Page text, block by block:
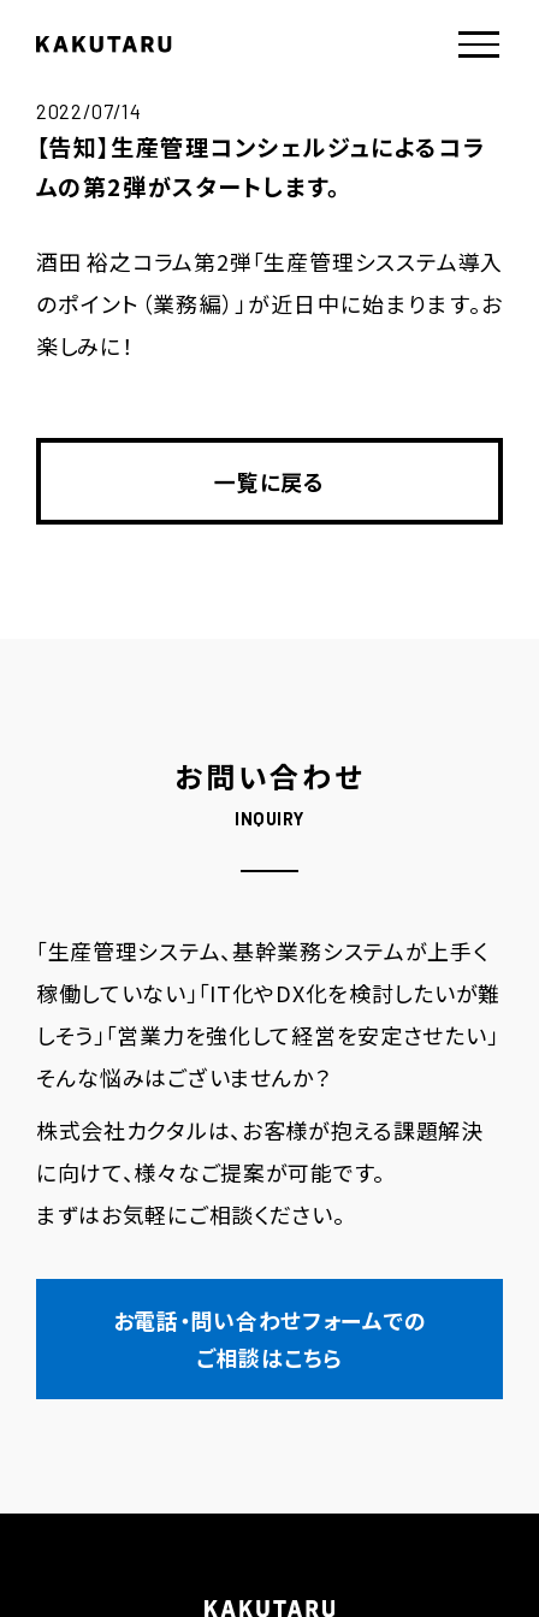
【告知】生産管理コンシェルジュによるコラ
ムの第2弾がスタートします。
2022/07/14
酒田 裕之コラム第2弾「生産管理シスステム導入
のポイント（業務編）」が近日中に始まります。お
楽しみに！
一覧に戻る
お問い合わせ
INQUIRY
「生産管理システム、基幹業務システムが上手く
稼働していない」「IT化やDX化を検討したいが難
しそう」「営業力を強化して経営を安定させたい」
そんな悩みはございませんか？
株式会社カクタルは、お客様が抱える課題解決
に向けて、様々なご提案が可能です。
まずはお気軽にご相談ください。
お電話・問い合わせフォームでの
ご相談はこちら